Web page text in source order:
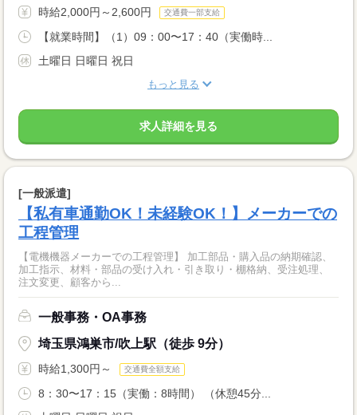
時給2,000円～2,600円 交通費一部支給
【就業時間】（1）09：00〜17：40（実働時...
土曜日 日曜日 祝日
もっと見る
求人詳細を見る
[一般派遣]
【私有車通勤OK！未経験OK！】メーカーでの
工程管理
【電機機器メーカーでの工程管理】 加工部品・購入品の納期確認、
加工指示、材料・部品の受け入れ・引き取り・棚格納、受注処理、
注文変更、顧客から...
一般事務・OA事務
埼玉県鴻巣市/吹上駅（徒歩 9分）
時給1,300円～ 交通費全額支給
8：30〜17：15（実働：8時間） （休憩45分...